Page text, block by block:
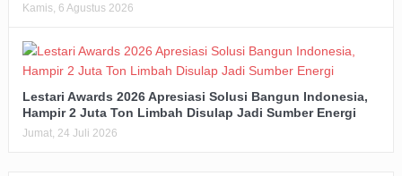
Kamis, 6 Agustus 2026
Lestari Awards 2026 Apresiasi Solusi Bangun Indonesia,
Hampir 2 Juta Ton Limbah Disulap Jadi Sumber Energi
Jumat, 24 Juli 2026